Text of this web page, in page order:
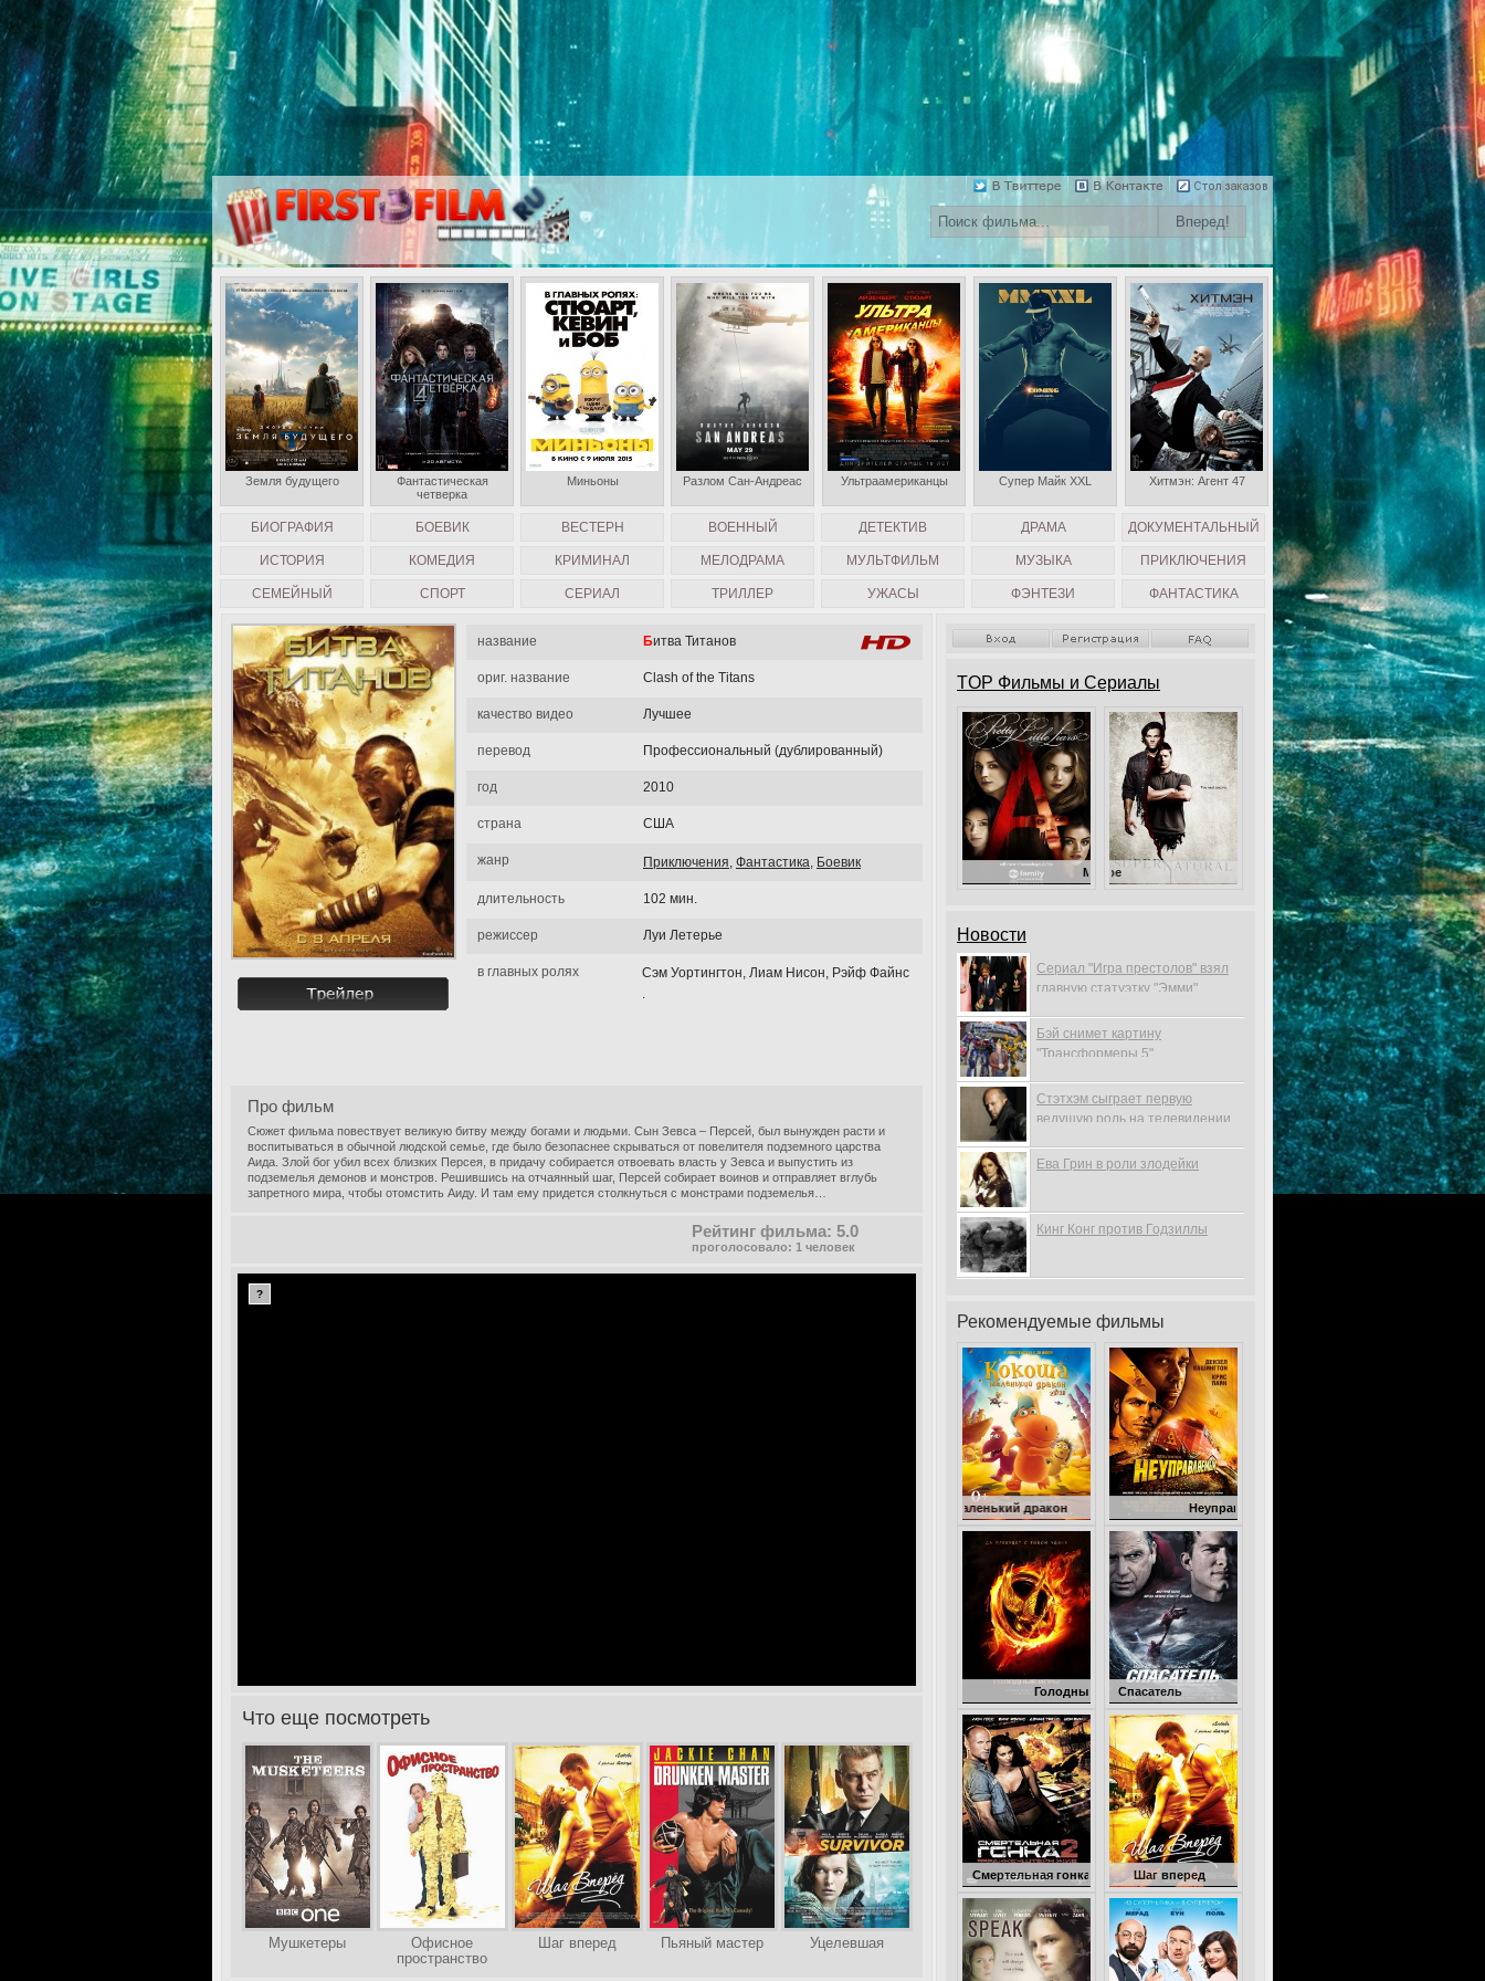
название Битва Титанов
ориг. название Clash of the Titans
качество видео Лучшее
перевод Профессиональный (дублированный)
год 2010
страна США
жанр Приключения, Фантастика, Боевик
длительность 102 мин.
режиссер Луи Летерье
в главных ролях
Сэм Уортингтон, Лиам Нисон, Рэйф Файнс
.
Про фильм
Сюжет фильма повествует великую битву между богами и людьми. Сын Зевса – Персей, был вынужден расти и
воспитываться в обычной людской семье, где было безопаснее скрываться от повелителя подземного царства
Аида. Злой бог убил всех близких Персея, в придачу собирается отвоевать власть у Зевса и выпустить из
подземелья демонов и монстров. Решившись на отчаянный шаг, Персей собирает воинов и отправляет вглубь
запретного мира, чтобы отомстить Аиду. И там ему придется столкнуться с монстрами подземелья…
Рейтинг фильма: 5.0
проголосовало: 1 человек
?
>Что еще посмотреть
Мушкетеры
Офисное
пространство
Шаг вперед Пьяный мастер Уцелевшая
TOP Фильмы и Сериалы
Милые обманщицы Сверхъестественное
Новости
Сериал "Игра престолов" взял
главную статуэтку "Эмми".
Бэй снимет картину
"Трансформеры 5"
Стэтхэм сыграет первую
ведущую роль на телевидении
Ева Грин в роли злодейки
Кинг Конг против Годзиллы
Рекомендуемые фильмы
Кокоша – маленький дракон Неуправляемый
Голодные игры
Смертельная гонка 2: Франкенштейн жив
Шаг вперед
БИОГРАФИЯ БОЕВИК ВЕСТЕРН ВОЕННЫЙ ДЕТЕКТИВ ДРАМА ДОКУМЕНТАЛЬНЫЙ
ИСТОРИЯ КОМЕДИЯ КРИМИНАЛ МЕЛОДРАМА МУЛЬТФИЛЬМ МУЗЫКА ПРИКЛЮЧЕНИЯ
СЕМЕЙНЫЙ СПОРТ СЕРИАЛ ТРИЛЛЕР УЖАСЫ ФЭНТЕЗИ ФАНТАСТИКА
Земля будущего
Фантастическая
четверка
Миньоны Разлом Сан-Андреас Ультраамериканцы Супер Майк XXL Хитмэн: Агент 47